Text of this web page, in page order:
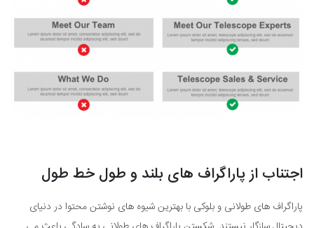
اجتناب از پاراگراف های بلند و طول خط طول
پاراگراف های طولانی و بلوکی با بهترین شیوه های نوشتن محتوا در دنیای